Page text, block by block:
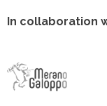
In collaboration